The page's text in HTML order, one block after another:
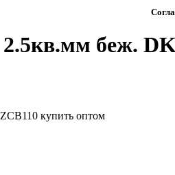
беж.